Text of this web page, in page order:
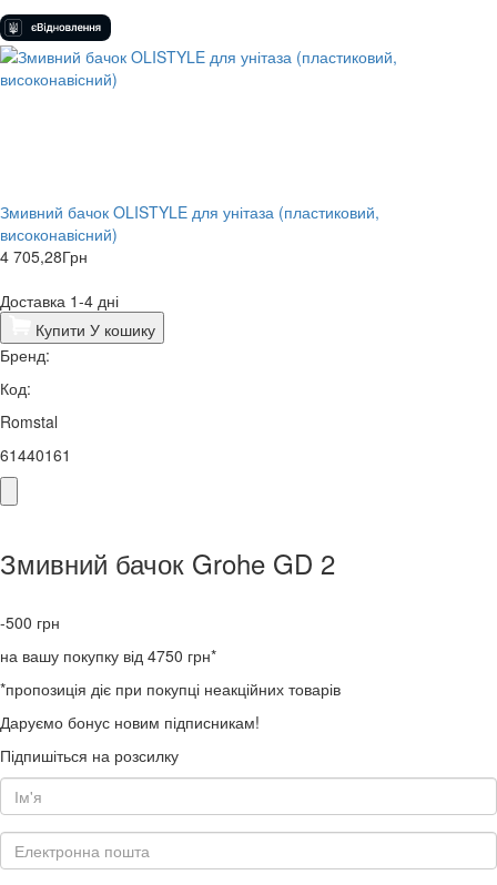
Змивний бачок OLISTYLE для унітаза (пластиковий,
високонавісний)
4 705,28Грн
Доставка 1-4 дні
Купити У кошику
Бренд:
Код:
Romstal
61440161
Змивний бачок Grohe GD 2
-500 грн
на вашу покупку від 4750 грн*
*пропозиція діє при покупці неакційних товарів
Даруємо бонус новим підписникам!
Підпишіться на розсилку